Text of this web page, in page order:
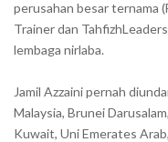
perusahan besar ternama
Trainer dan
lembaga nirlaba.
Jamil Azzaini pernah
Malaysia, Brunei
Kuwait, Uni Emerates